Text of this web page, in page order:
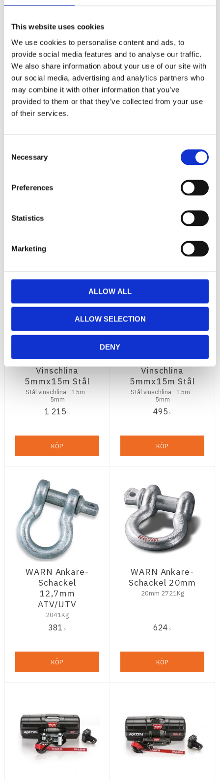
This website uses cookies
We use cookies to personalise content and ads, to
provide social media features and to analyse our traffic.
We also share information about your use of our site with
our social media, advertising and analytics partners who
may combine it with other information that you’ve
provided to them or that they’ve collected from your use
of their services.
Selection
Necessary
Preferences
Statistics
Marketing
ALLOW ALL
ALLOW SELECTION
DENY
Vinsch Krok
WARN ATV
Vinschlina
5.5mmx17m Stål
Stål Vinschlina - 17m -
WARN ATV
Vinschlina
5mmx15m Stål
Stål vinschlina - 15m -
5mm
1 215 :-
KÖP
WARN ATV
Vinschlina
5mmx15m Stål
Stål vinschlina - 15m -
5mm
495 :-
KÖP
WARN Ankare-
Schackel
12,7mm
ATV/UTV
2041Kg
381 :-
KÖP
WARN Ankare-
Schackel 20mm
20mm 2721Kg
624 :-
KÖP